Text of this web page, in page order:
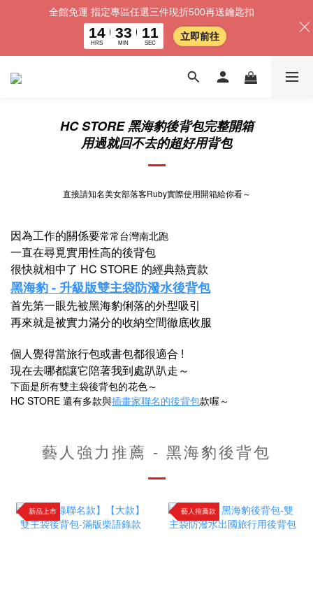
HC STORE 黑海豹後背包完整開箱
用過就回不去的超好用背包
直接請知名美女部落客Ruby實際使用開箱給你看～
因為工作的關係​要常常台灣南北跑​
一直在尋覓實用性高的後背包​
很快就相中了 HC STORE 的經典熱賣款​
黑海豹 - 升級版雙主袋防潑水後背包
首先第一眼先被黑海豹俐落的外型吸引​
再來就是被實力滿分的收納空間徹底收服​
個人覺得當旅行包或書包都很適合 !
現在去哪都讓它陪著我到處趴趴走～
下面是所有雙主袋後背包的花色～
HC STORE 還有多款與插畫家聯名的後背包款喔～
藝人強力推薦 - 黑海豹後背包
新品上市 藝人推薦款
全館免運 指定專區任選三件現折500再送鑰匙扣
14
HRS
33
MIN
10
SEC
立即前往